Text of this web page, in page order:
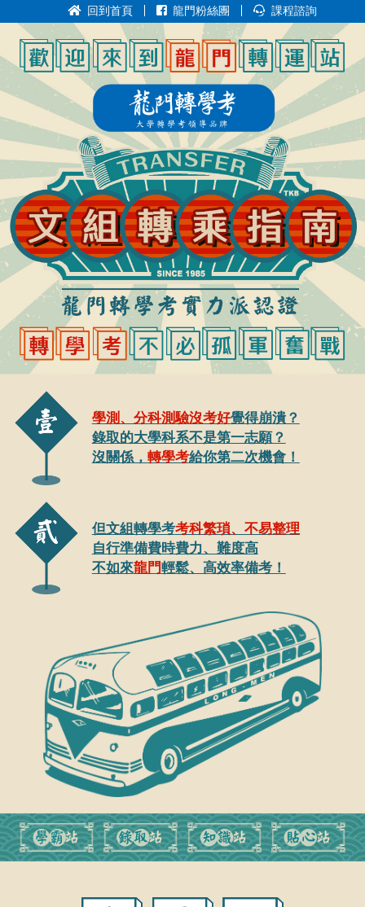
回到首頁 龍門粉絲團 課程諮詢
學測、分科測驗沒考好覺得崩潰？
錄取的大學科系不是第一志願？
沒關係， 轉學考給你第二次機會！
但文組轉學考考科繁瑣、不易整理
自行準備費時費力、難度高
不如來龍門輕鬆、高效率備考！